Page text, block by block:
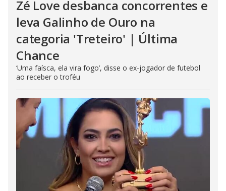
Zé Love desbanca concorrentes e
leva Galinho de Ouro na
categoria 'Treteiro' | Última
Chance
‘Uma faísca, ela vira fogo’, disse o ex-jogador de futebol
ao receber o troféu